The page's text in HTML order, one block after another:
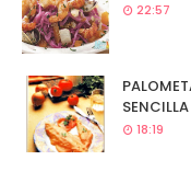
22:57
SENCILLA
18:19